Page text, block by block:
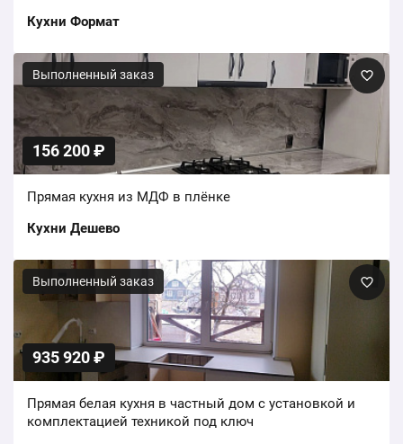
Кухни Формат
Выполненный заказ
156 200 ₽
Прямая кухня из МДФ в плёнке
Кухни Дешево
Выполненный заказ
935 920 ₽
Прямая белая кухня в частный дом с установкой и
комплектацией техникой под ключ